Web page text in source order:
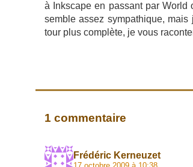
à Inkscape en passant par World
semble assez sympathique,
tour plus complète, je vous
1 commentaire
Frédéric Kerneuzet